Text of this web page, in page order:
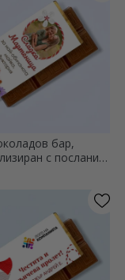
бар,
с послание